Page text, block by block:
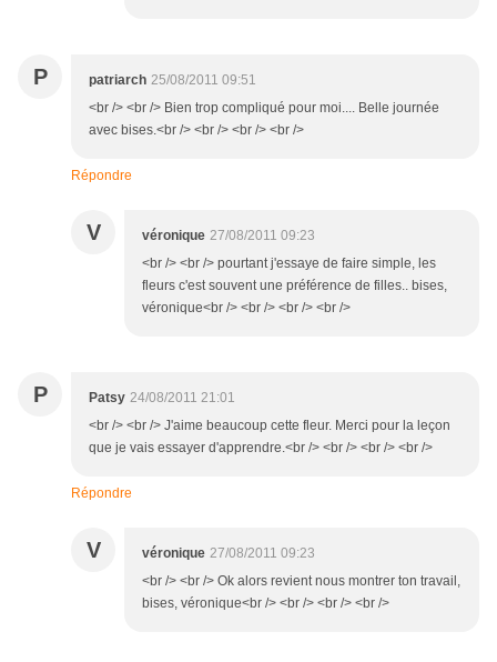
P patriarch 25/08/2011 09:51
<br /> <br /> Bien trop compliqué pour moi.... Belle journée
avec bises.<br /> <br /> <br /> <br />
Répondre
V véronique 27/08/2011 09:23
<br /> <br /> pourtant j'essaye de faire simple, les
fleurs c'est souvent une préférence de filles.. bises,
véronique<br /> <br /> <br /> <br />
P Patsy 24/08/2011 21:01
<br /> <br /> J'aime beaucoup cette fleur. Merci pour la leçon
que je vais essayer d'apprendre.<br /> <br /> <br /> <br />
Répondre
V véronique 27/08/2011 09:23
<br /> <br /> Ok alors revient nous montrer ton travail,
bises, véronique<br /> <br /> <br /> <br />